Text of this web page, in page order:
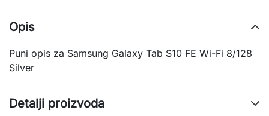
Opis
Puni opis za Samsung Galaxy Tab S10 FE Wi-Fi 8/128
Silver
Detalji proizvoda